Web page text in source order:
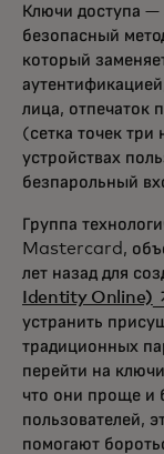
Ключи доступа —
безопасный
который
лица, отпечаток
(сетка точек
устройствах
безпарольный
Группа
Mastercard,
лет назад для
Identity Online)
устранить
традиционных
перейти на
что они проще и
пользователей,
помогают